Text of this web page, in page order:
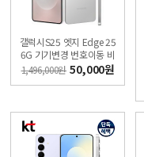
갤럭시S25 엣지 Edge 25
6G 기기변경 번호이동 비
밀 특가폰 직영KT샵
1,496,000원 50,000원